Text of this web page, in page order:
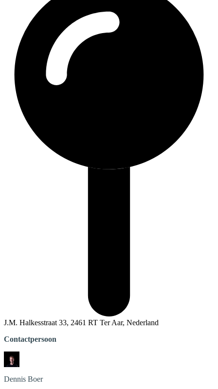
J.M. Halkesstraat 33, 2461 RT Ter Aar, Nederland
Contactpersoon
Dennis Boer